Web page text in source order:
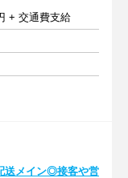
+ 交通費支給
送メイン◎接客や営